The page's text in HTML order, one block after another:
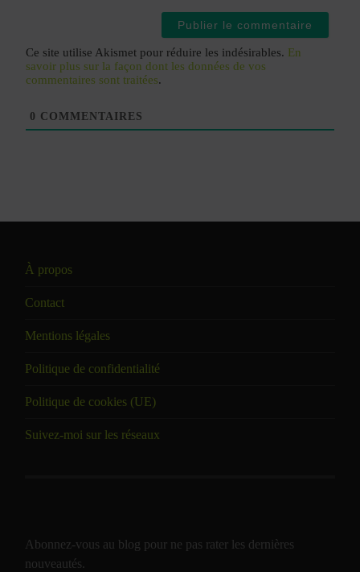
Ce site utilise Akismet pour réduire les indésirables. En
savoir plus sur la façon dont les données de vos
commentaires sont traitées.
0 COMMENTAIRES
À propos
Contact
Mentions légales
Politique de confidentialité
Politique de cookies (UE)
Suivez-moi sur les réseaux
Abonnez-vous au blog pour ne pas rater les dernières
nouveautés.